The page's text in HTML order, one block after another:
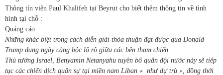
Thông tín viên Paul Khalifeh tại Beyrut cho biết thêm thông tin về tình
hình tại chỗ :
Quảng cáo
Những khác biệt trong cách diễn giải thỏa thuận đạt được qua Donald
Trump đang ngày càng bộc lộ rõ giữa các bên tham chiến.
Thủ tướng Israel, Benyamin Netanyahu tuyên bố quân đội nước này sẽ tiếp
tục các chiến dịch quân sự tại miền nam Liban « như dự trù », đồng thời